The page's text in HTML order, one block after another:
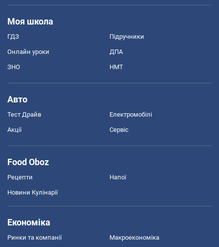
Моя школа
ГДЗ Підручники
Онлайн уроки ДПА
ЗНО НМТ
Авто
Тест Драйв Електромобілі
Акції Сервіс
Food Oboz
Рецепти Напої
Новини Кулінарії
Економіка
Ринки та компанії Макроекономіка